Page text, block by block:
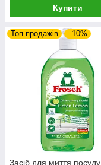
Купити
Топ продажів –10%
Засіб для миття посуду